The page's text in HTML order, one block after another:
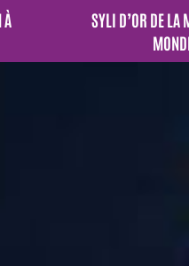
À
SYLI D’OR DE LA